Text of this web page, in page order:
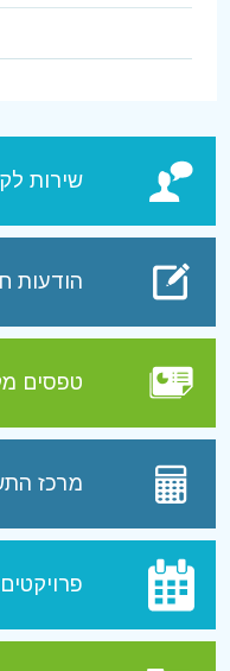
שירות
הודעות
טפסים
מרכז
פרויקטים